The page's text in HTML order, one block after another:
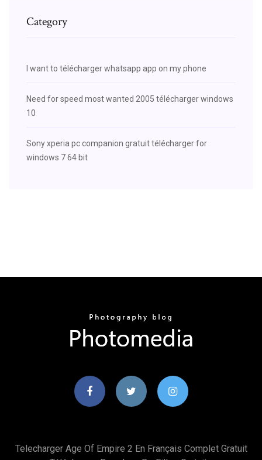
Category
I want to télécharger whatsapp app on my phone
Need for speed most wanted 2005 télécharger windows
10
Sony xperia pc companion gratuit télécharger for
windows 7 64 bit
Telecharger Age Of Empire 2 En Français Complet Gratuit